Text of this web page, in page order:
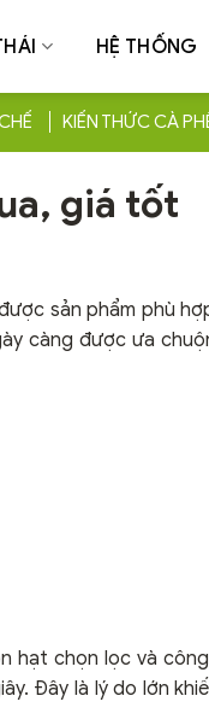
HỆ THỐNG
KIẾN THỨC CÀ
giá tốt
sản phẩm phù
càng được ưa
hạt chọn lọc và
Đây là lý do lớn